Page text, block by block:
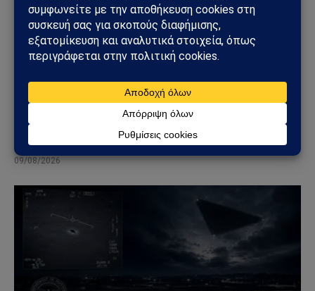
Φλέγεται το πακιστανικά ελεγχόμενο Κασμίρ:
Νεκροί, συγκρούσεις και εκλογές υπό τη σκιά
μιας βαθιάς κρίσης
09/08/2026